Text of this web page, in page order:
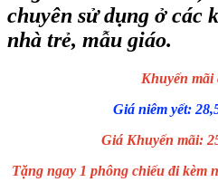
chuyên sử dụng ở các
nhà trẻ, mẫu giáo.
Khuyến mãi
Giá niêm yết:
Giá Khuyến mãi:
Tặng ngay 1 phông chiếu đi kèm